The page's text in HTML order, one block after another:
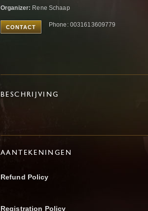
Organizer: Rene Schaap
CONTACT Phone: 0031613609779
BESCHRIJVING
AANTEKENINGEN
Refund Policy
Registration Policy